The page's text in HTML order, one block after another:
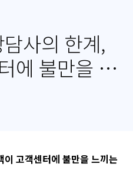
사의 한계,
에 불만을 느
고객센터에 불만을 느끼는